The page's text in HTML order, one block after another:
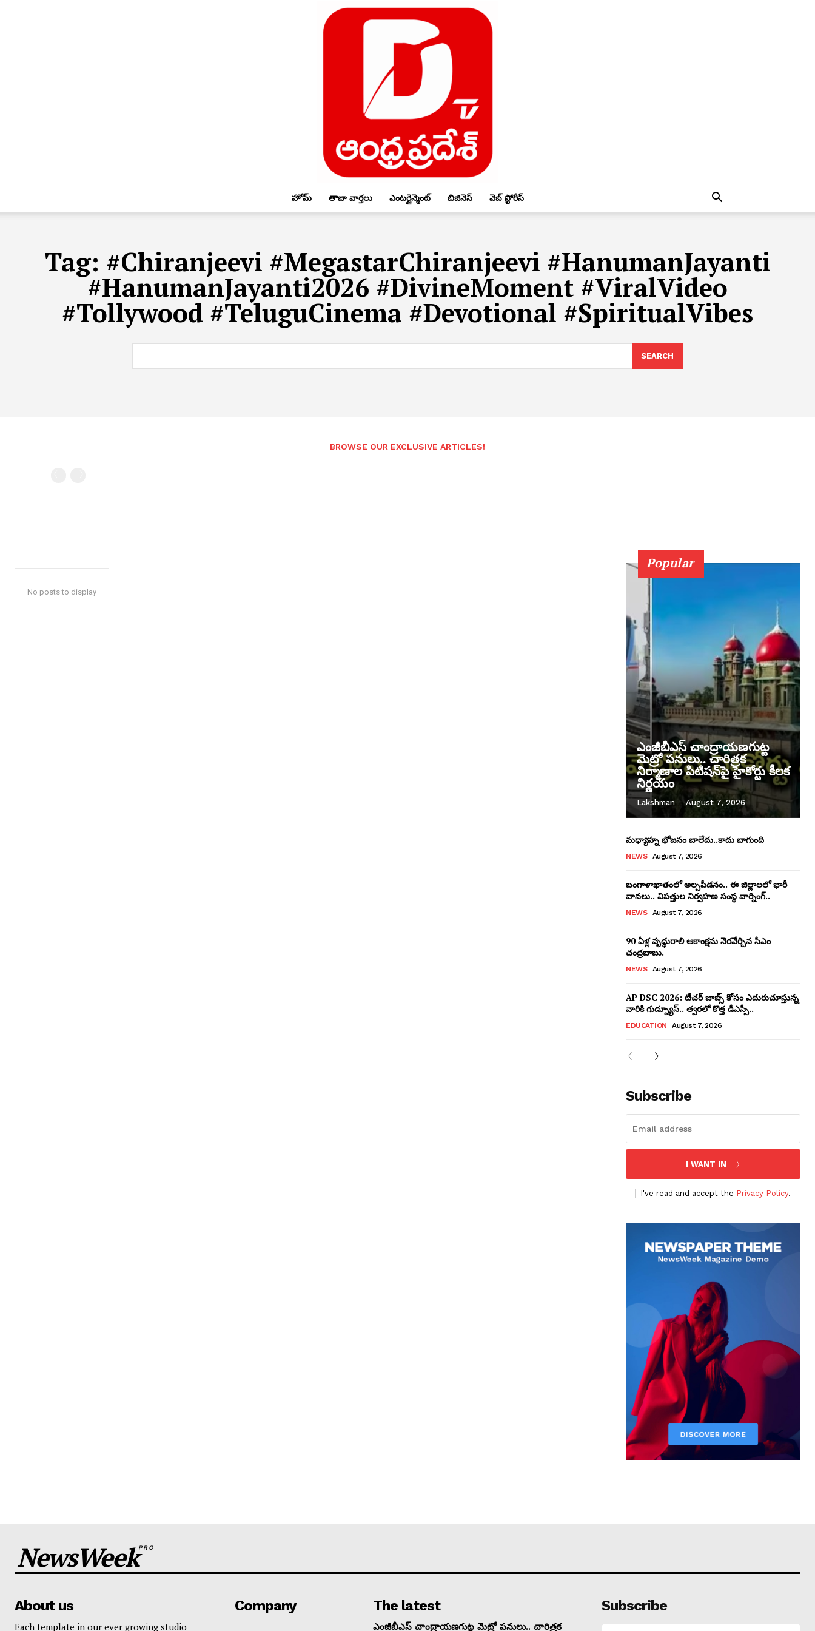
Andhrapradesh
హోమ్ తాజా వార్తలు ఎంటర్టైన్మెంట్ బిజినెస్ వెబ్ స్టోరీస్
Tag: #Chiranjeevi #MegastarChiranjeevi #HanumanJayanti
#HanumanJayanti2026 #DivineMoment #ViralVideo
#Tollywood #TeluguCinema #Devotional #SpiritualVibes
SEARCH
BROWSE OUR EXCLUSIVE ARTICLES!
No posts to display
Popular
ఎంజీబీఎస్ చాంద్రాయణగుట్ట
మెట్రో పనులు.. చారిత్రక
నిర్మాణాల పిటిషన్‌పై హైకోర్టు కీలక
నిర్ణయం
Lakshman - August 7, 2026
మధ్యాహ్న భోజనం బాలేదు..కాదు బాగుంది
NEWS August 7, 2026
బంగాళాఖాతంలో అల్పపీడనం.. ఈ జిల్లాలలో భారీ
వానలు.. విపత్తుల నిర్వహణ సంస్థ వార్నింగ్..
NEWS August 7, 2026
90 ఏళ్ల వృద్ధురాలి ఆకాంక్షను నెరవేర్చిన సీఎం
చంద్రబాబు.
NEWS August 7, 2026
AP DSC 2026: టీచర్ జాబ్స్ కోసం ఎదురుచూస్తున్న
వారికి గుడ్న్యూస్.. త్వరలో కొత్త డీఎస్సీ..
EDUCATION August 7, 2026
Subscribe
I WANT IN
I've read and accept the Privacy Policy.
NewsWeekPRO
About us
Each template in our ever growing studio
Company The latest
ఎంజీబీఎస్ చాంద్రాయణగుట్ట మెట్రో పనులు.. చారిత్రక
Subscribe